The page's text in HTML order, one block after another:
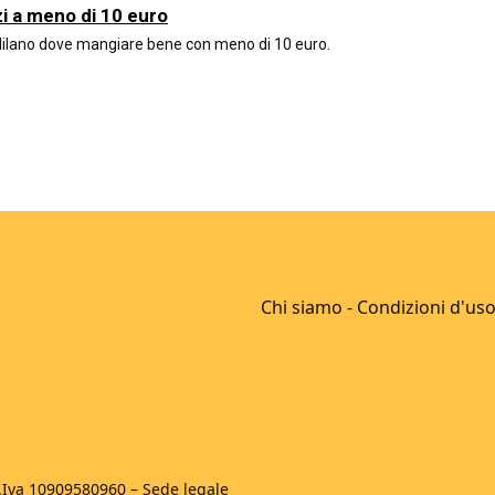
a meno di 10 euro
dove mangiare bene con meno di 10 euro.
Chi siamo - Condizioni d'uso
10909580960 – Sede legale